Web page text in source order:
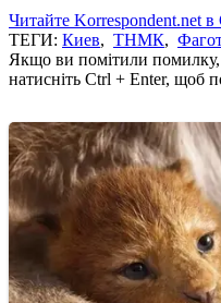
Читайте Korrespondent.net
ТЕГИ: Киев, ТНМК,
Якщо ви помітили помилку,
натисніть Ctrl + Enter, щоб